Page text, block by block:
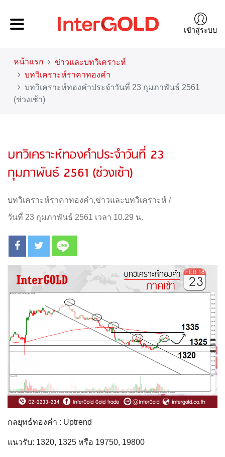
เข้าสู่ระบบ
หน้าแรก
ข่าวและบทวิเคราะห์
บทวิเคราะห์ราคาทองคำ
บทวิเคราะห์ทองคำประจำวันที่ 23 กุมภาพันธ์ 2561
(ช่วงเช้า)
บทวิเคราะห์ทองคำประจำวันที่ 23
กุมภาพันธ์ 2561 (ช่วงเช้า)
บทวิเคราะห์ราคาทองคำ,ข่าวและบทวิเคราะห์ /
วันที่ 23 กุมภาพันธ์ 2561 เวลา 10.29 น.
กลยุทธ์ทองคำ : Uptrend
แนวรับ: 1320, 1325 หรือ 19750, 19800